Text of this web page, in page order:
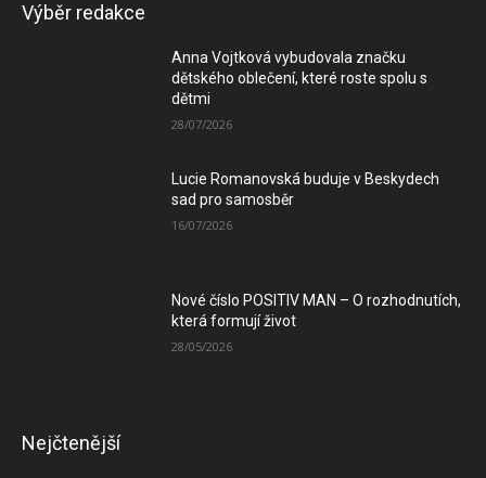
Výběr redakce
Anna Vojtková vybudovala značku
dětského oblečení, které roste spolu s
dětmi
28/07/2026
Lucie Romanovská buduje v Beskydech
sad pro samosběr
16/07/2026
Nové číslo POSITIV MAN – O rozhodnutích,
která formují život
28/05/2026
Nejčtenější